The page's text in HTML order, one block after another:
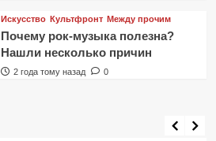
Искусство Культфронт Между прочим
Почему рок-музыка полезна?
Нашли несколько причин
2 года тому назад 0